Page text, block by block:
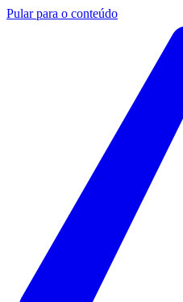
Pular para o conteúdo